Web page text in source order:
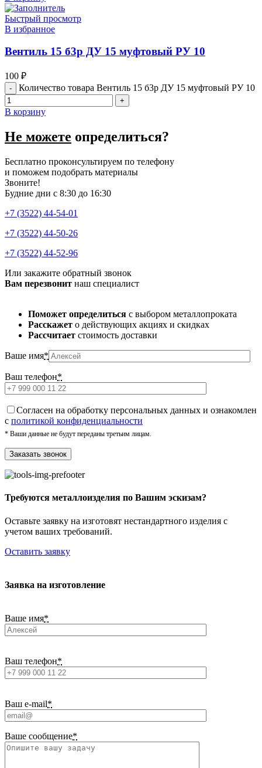
Быстрый просмотр
В избранное
Вентиль 15 б3р ДУ 15 муфтовый РУ 10
100 ₽
Количество товара Вентиль 15 б3р ДУ 15 муфтовый РУ 10
В корзину
Не можете определиться?
Бесплатно проконсультируем по телефону
и поможем подобрать материалы
Звоните!
Будние дни с 8:30 до 16:30
+7 (3522) 44-54-01
+7 (3522) 44-50-26
+7 (3522) 44-52-96
Или закажите обратный звонок
Вам перезвонит наш специалист
Поможет определиться с выбором металлопроката
Расскажет о действующих акциях и скидках
Рассчитает стоимость доставки
Ваше имя*
Ваш телефон*
Cогласен на обработку персональных данных и ознакомлен
с политикой конфиденциальности
* Ваши данные не будут переданы третьим лицам.
Требуются металлоизделия по Вашим эскизам?
Оставьте заявку на изготовят нестандартного изделия с
учетом ваших требований.
Оставить заявку
Заявка на изготовление
Ваше имя*
Ваш телефон*
Ваш e-mail*
Ваше сообщение*